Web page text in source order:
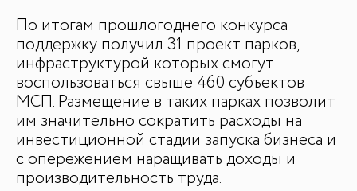
По итогам прошлогоднего конкурса
поддержку получил 31 проект парков,
инфраструктурой которых смогут
воспользоваться свыше 460 субъектов
МСП. Размещение в таких парках позволит
им значительно сократить расходы на
инвестиционной стадии запуска бизнеса и
с опережением наращивать доходы и
производительность труда.